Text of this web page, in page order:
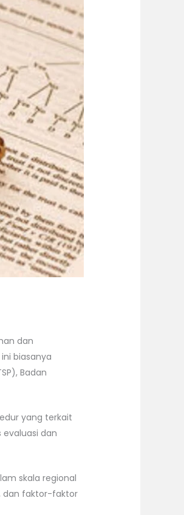
dan
biasanya
Badan
yang terkait
evaluasi dan
skala regional
dan faktor-faktor